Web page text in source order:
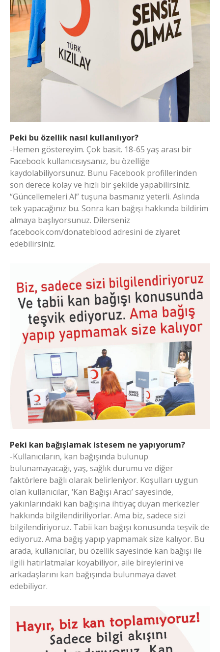
Peki bu özellik nasıl kullanılıyor?
-Hemen göstereyim. Çok basit. 18-65 yaş arası bir
Facebook kullanıcısıysanız, bu özelliğe
kaydolabiliyorsunuz. Bunu Facebook profillerinden
son derece kolay ve hızlı bir şekilde yapabilirsiniz.
“Güncellemeleri Al” tuşuna basmanız yeterli. Aslında
tek yapacağınız bu. Sonra kan bağışı hakkında bildirim
almaya başlıyorsunuz. Dilerseniz
facebook.com/donateblood adresini de ziyaret
edebilirsiniz.
Peki kan bağışlamak istesem ne yapıyorum?
-Kullanıcıların, kan bağışında bulunup
bulunamayacağı, yaş, sağlık durumu ve diğer
faktörlere bağlı olarak belirleniyor. Koşulları uygun
olan kullanıcılar, ‘Kan Bağışı Aracı’ sayesinde,
yakınlarındaki kan bağışına ihtiyaç duyan merkezler
hakkında bilgilendiriliyorlar. Ama biz, sadece sizi
bilgilendiriyoruz. Tabii kan bağışı konusunda teşvik de
ediyoruz. Ama bağış yapıp yapmamak size kalıyor. Bu
arada, kullanıcılar, bu özellik sayesinde kan bağışı ile
ilgili hatırlatmalar koyabiliyor, aile bireylerini ve
arkadaşlarını kan bağışında bulunmaya davet
edebiliyor.